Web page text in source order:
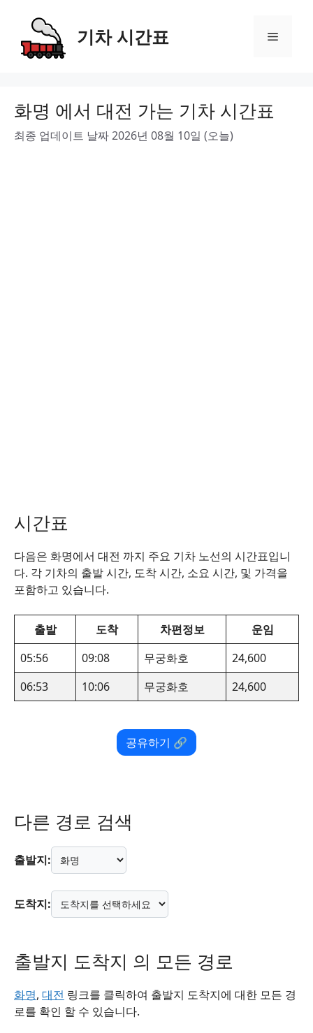
content
기차 시간표 Menu
화명 에서 대전 가는 기차 시간표
최종 업데이트 날짜 2026년 08월 10일 (오늘)
시간표
다음은 화명에서 대전 까지 주요 기차 노선의 시간표입니
다. 각 기차의 출발 시간, 도착 시간, 소요 시간, 및 가격을
포함하고 있습니다.
출발 도착 차편정보
운임
05:56
09:08 무궁화호
24,600
06:53
10:06 무궁화호 24,600
공유하기 🔗
다른 경로 검색
출발지:
도착지:
출발지 도착지 의 모든 경로
화명, 대전 링크를 클릭하여 출발지 도착지에 대한 모든 경
로를 확인 할 수 있습니다.